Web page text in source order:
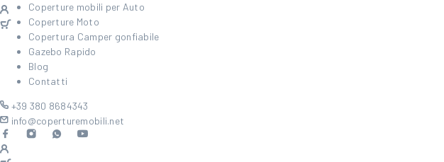
Coperture mobili per Auto
Coperture Moto
Copertura Camper gonfiabile
Gazebo Rapido
Blog
Contatti
+39 380 8684343
info@coperturemobili.net